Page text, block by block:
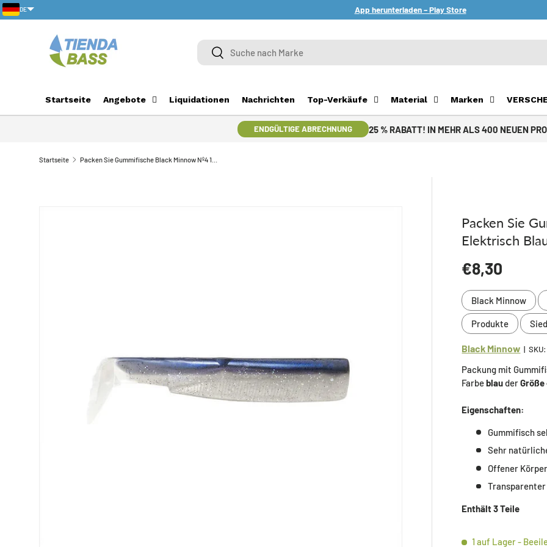
DIREKT ZUM INHALT
App herunterladen – Play Store
Suche
Suche
Startseite Angebote Liquidationen Nachrichten Top-Verkäufe Material Marken
ENDGÜLTIGE ABRECHNUNG 25 % RABATT! IN MEHR ALS 400 NEUEN
Startseite
Packen Sie
Elektrisch
Normaler
€8,30
Black Minnow
Produkte
Black Minnow |SKU:
Packung mit
Farbeblauder
Eigenschaften:
Gummifisch
Sehr
Offener
Enthält 3 Teile
1 auf Lager-
DE